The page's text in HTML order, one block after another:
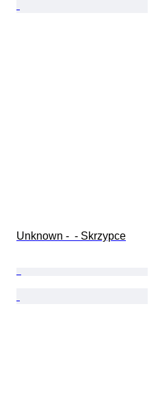
Unknown -  - Skrzypce